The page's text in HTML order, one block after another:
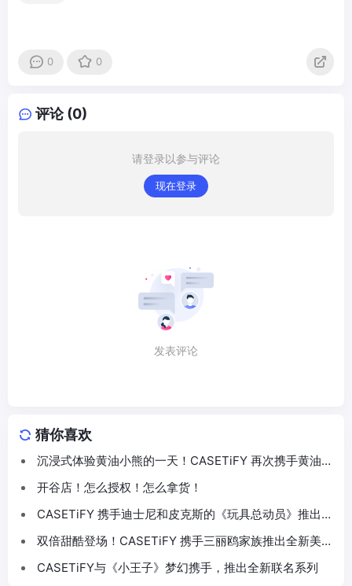
0 0
评论 (0)
请登录以参与评论
现在登录
发表评论
猜你喜欢
沉浸式体验黄油小熊的一天！CASETiFY 再次携手黄油小
熊推出联名系列
开谷店！怎么授权！怎么拿货！
CASETiFY 携手迪士尼和皮克斯的《玩具总动员》推出
30 周年主题联名系列
双倍甜酷登场！CASETiFY 携手三丽鸥家族推出全新美乐
蒂 & 酷洛米联名系列
CASETiFY与《小王子》梦幻携手，推出全新联名系列